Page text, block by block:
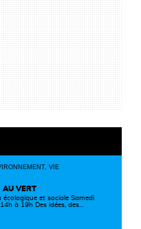
VIE
AU VERT
écologique et sociale Samedi
à 19h Des idées, des